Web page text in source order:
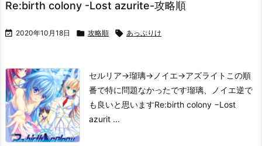
Re:birth colony -Lost azurite-攻略順
 2020年10月18日  攻略順  あっぷりけ
セルリア→瑠璃→ノイエ→アズライト この順
番で特に問題なかったです瑠璃、ノイエ逆で
も良いと思いますRe:birth colony −Lost
azurit ...